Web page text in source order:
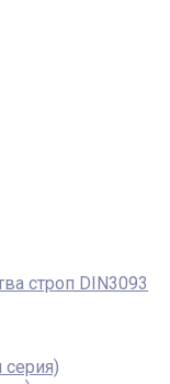
строп DIN3093